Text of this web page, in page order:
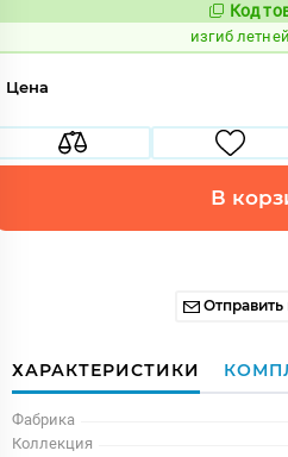
Код
изгиб
Цена
В
Отправить
ХАРАКТЕРИСТИКИ
Фабрика
Коллекция